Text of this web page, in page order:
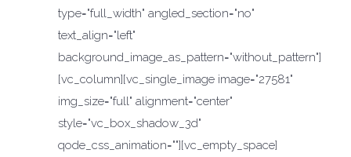
type="full_width" angled_section="no"
text_align="left"
background_image_as_pattern="without_pattern"]
[vc_column][vc_single_image image="27581"
img_size="full" alignment="center"
style="vc_box_shadow_3d"
qode_css_animation=""][vc_empty_space]